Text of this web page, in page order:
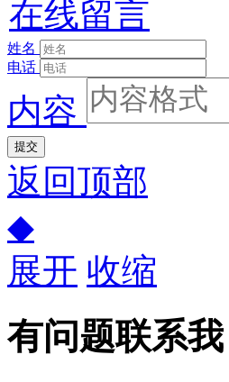
在线留言
姓名
电话
内容
提交
返回顶部
◆
展开 收缩
有问题联系